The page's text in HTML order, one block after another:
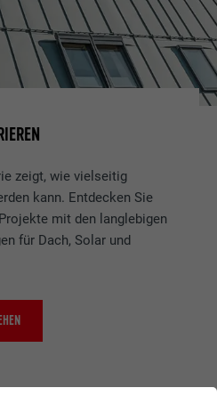
zeigt, wie vielseitig
kann. Entdecken Sie
mit den langlebigen
für Dach, Solar und